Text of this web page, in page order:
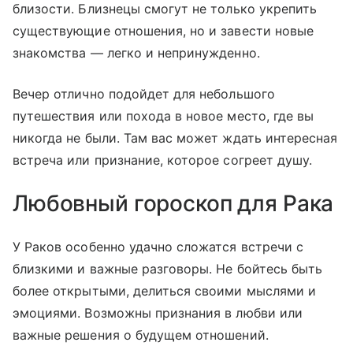
близости. Близнецы смогут не только укрепить
существующие отношения, но и завести новые
знакомства — легко и непринужденно.
Вечер отлично подойдет для небольшого
путешествия или похода в новое место, где вы
никогда не были. Там вас может ждать интересная
встреча или признание, которое согреет душу.
Любовный гороскоп для Рака
У Раков особенно удачно сложатся встречи с
близкими и важные разговоры. Не бойтесь быть
более открытыми, делиться своими мыслями и
эмоциями. Возможны признания в любви или
важные решения о будущем отношений.